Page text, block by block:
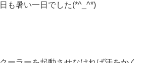
も暑い一日でした(*^_^*)